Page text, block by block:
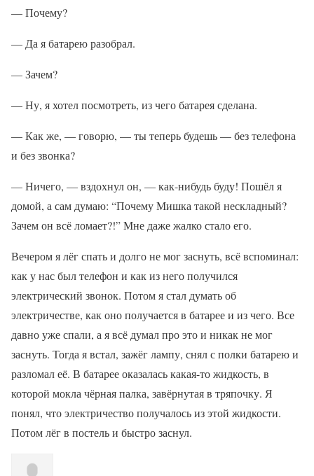
— Почему?
— Да я батарею разобрал.
— Зачем?
— Ну, я хотел посмотреть, из чего батарея сделана.
— Как же, — говорю, — ты теперь будешь — без телефона
и без звонка?
— Ничего, — вздохнул он, — как-нибудь буду! Пошёл я
домой, а сам думаю: “Почему Мишка такой нескладный?
Зачем он всё ломает?!” Мне даже жалко стало его.
Вечером я лёг спать и долго не мог заснуть, всё вспоминал:
как у нас был телефон и как из него получился
электрический звонок. Потом я стал думать об
электричестве, как оно получается в батарее и из чего. Все
давно уже спали, а я всё думал про это и никак не мог
заснуть. Тогда я встал, зажёг лампу, снял с полки батарею и
разломал её. В батарее оказалась какая-то жидкость, в
которой мокла чёрная палка, завёрнутая в тряпочку. Я
понял, что электричество получалось из этой жидкости.
Потом лёг в постель и быстро заснул.